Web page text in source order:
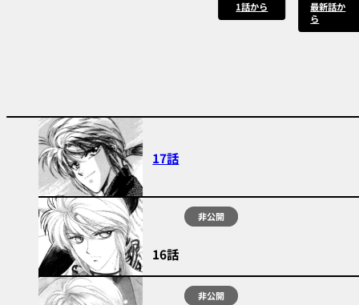
1話から 最新話か
ら
17話
非公開
16話
非公開